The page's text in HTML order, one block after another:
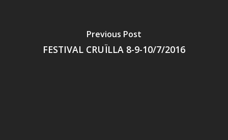
Previous Post
FESTIVAL CRUÏLLA 8-9-10/7/2016